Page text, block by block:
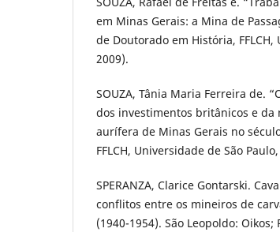
em Minas Gerais: a Mina de
de Doutorado em História,
2009).
SOUZA, Tânia Maria Ferreira de.
dos investimentos britânicos e
aurífera de Minas Gerais no
FFLCH, Universidade de São
SPERANZA, Clarice Gontarski.
conflitos entre os mineiros de
(1940-1954). São Leopoldo: Oikos;